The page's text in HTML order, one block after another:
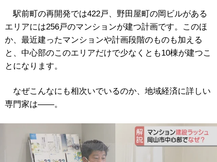
駅前町の再開発では422戸、野田屋町の岡ビルがある
エリアには256戸のマンションが建つ計画です。このほ
か、最近建ったマンションや計画段階のものも加える
と、中心部のこのエリアだけで少なくとも10棟が建つこ
とになります。
なぜこんなにも相次いでいるのか、地域経済に詳しい
専門家は――。